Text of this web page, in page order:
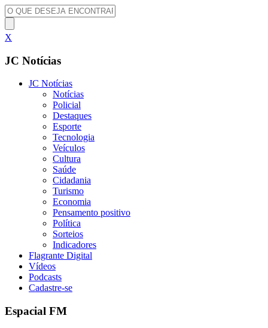
X
JC Notícias
JC Notícias
Notícias
Policial
Destaques
Esporte
Tecnologia
Veículos
Cultura
Saúde
Cidadania
Turismo
Economia
Pensamento positivo
Política
Sorteios
Indicadores
Flagrante Digital
Vídeos
Podcasts
Cadastre-se
Espacial FM